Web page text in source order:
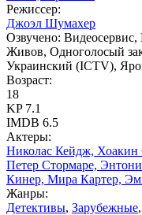
Режиссер:
Джоэл Шумахер
Озвучено:
Живов, Одноголосый
Украинский (ICTV),
Возраст:
18
KP7.1
IMDB 6.5
Актеры:
Николас Кейдж,
Петер Стормаре,
Кинер, Мира Картер,
Жанры:
Детективы, Зарубежные,